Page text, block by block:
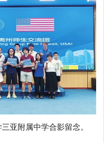
亚附属中学合影留念。